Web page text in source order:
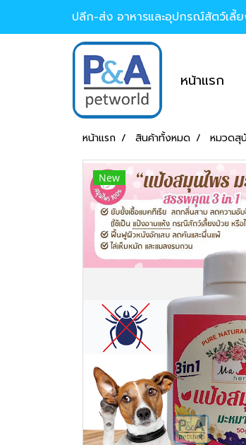
ปลีก-ส่ง อาหารและอุปกรณ์สัตว์เลี้
หน้าแรก
หน้าแรก สินค้าทั้งหมด หมวดสุ
New